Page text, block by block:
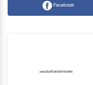
Facebook